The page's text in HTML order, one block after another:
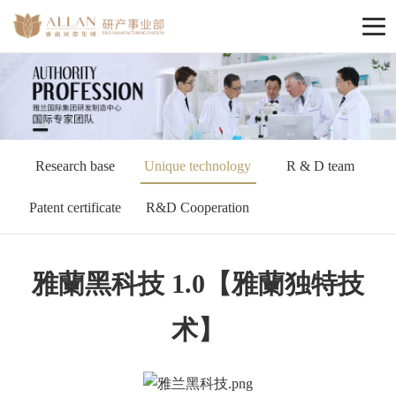
Research base Unique technology R & D team
Patent certificate R&D Cooperation
雅蘭黑科技 1.0【雅蘭独特技
术】